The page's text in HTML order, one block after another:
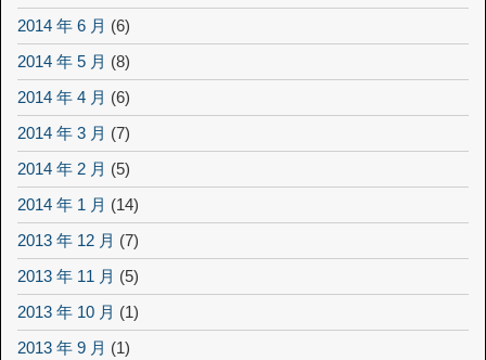
2014 年 6 月 (6)
2014 年 5 月 (8)
2014 年 4 月 (6)
2014 年 3 月 (7)
2014 年 2 月 (5)
2014 年 1 月 (14)
2013 年 12 月 (7)
2013 年 11 月 (5)
2013 年 10 月 (1)
2013 年 9 月 (1)